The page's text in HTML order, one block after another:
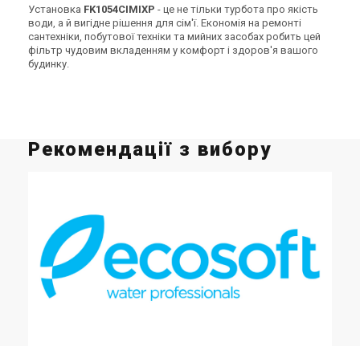
Купити Купити
Фільтр для видалення
Купити
В наявності Залишити відгук
Україна
Фільтр для видалення
В наявності Залишити відгук В наявності Залишити відгук
Установка FK1054CIMIXP - це не тільки турбота про якість
води, а й вигідне рішення для сім'ї. Економія на ремонті
сантехніки, побутової техніки та мийних засобах робить цей
фільтр чудовим вкладенням у комфорт і здоров'я вашого
будинку.
Рекомендації з вибору